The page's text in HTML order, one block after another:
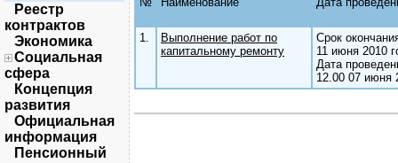
Реестр
контрактов
Экономика
Социальная
сфера
Концепция
развития
Официальная
информация
Пенсионный
1.
Выполнение работ по
капитальному ремонту
Срок
11 июня 2010
Дата
12.00 07 июня